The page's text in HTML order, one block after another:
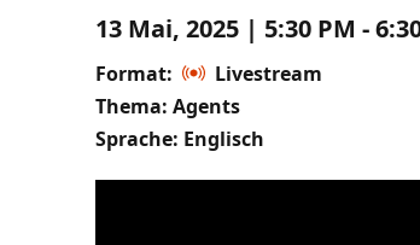
13 Mai, 2025 | 5:30 PM -
Format:
Livestream
Thema: Agents
Sprache: Englisch